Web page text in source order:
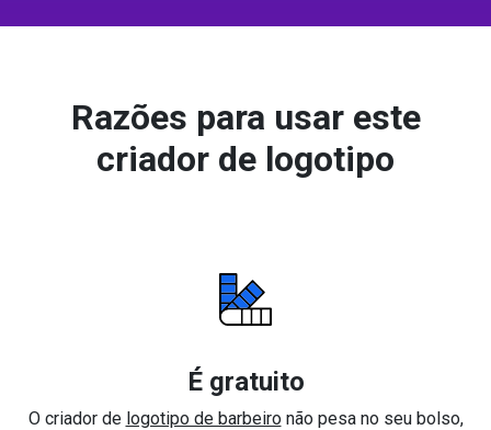
Razões para usar este
criador de logotipo
É gratuito
O criador de logotipo de barbeironão pesa no seu bolso,